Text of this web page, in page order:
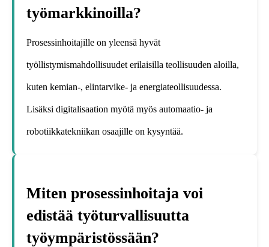
työmarkkinoilla?
Prosessinhoitajille on yleensä hyvät
työllistymismahdollisuudet erilaisilla teollisuuden aloilla,
kuten kemian-, elintarvike- ja energiateollisuudessa.
Lisäksi digitalisaation myötä myös automaatio- ja
robotiikkatekniikan osaajille on kysyntää.
Miten prosessinhoitaja voi
edistää työturvallisuutta
työympäristössään?